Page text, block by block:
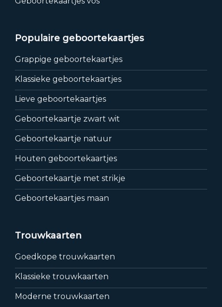
Populaire geboortekaartjes
Grappige geboortekaartjes
Klassieke geboortekaartjes
Lieve geboortekaartjes
Geboortekaartje zwart wit
Geboortekaartje natuur
Houten geboortekaartjes
Geboortekaartje met strikje
Geboortekaartjes maan
Trouwkaarten
Goedkope trouwkaarten
Klassieke trouwkaarten
Moderne trouwkaarten